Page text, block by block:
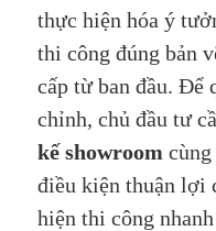
thực hiện hóa ý
thi công đúng bản
cấp từ ban đầu. Để
chỉnh, chủ đầu tư
kế showroom
điều kiện thuận lợi
hiện thi công